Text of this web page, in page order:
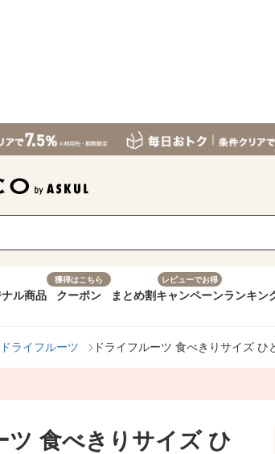
ル商品
獲得はこちら
クーポン まとめ割
レビューでお得
キャンペーンランキン
ドライフルーツ ドライフルーツ 食べきりサイズ
ツ 食べきりサイズ ひ